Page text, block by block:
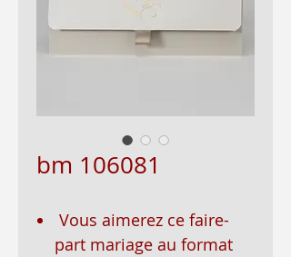
bm 106081
Vous aimerez ce faire-
part mariage au format